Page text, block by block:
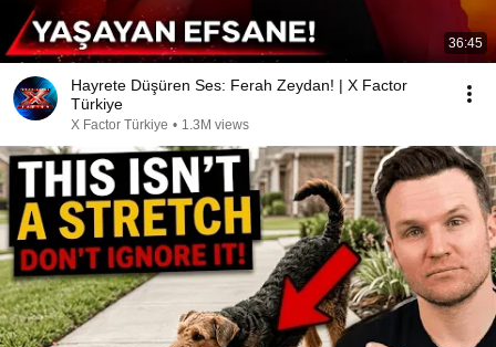
36:45
Hayrete Düşüren Ses: Ferah Zeydan! | X Factor
Türkiye
X Factor Türkiye • 1.3M views